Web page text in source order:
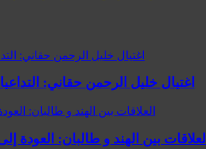
اغتيال خليل الرحمن حقاني:
العلاقات بين الهند و طالبان: العودة